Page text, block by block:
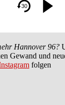
Hannover 96?
Gewand und
folgen